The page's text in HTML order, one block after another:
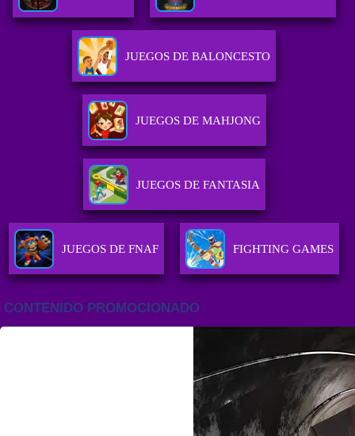
JUEGOS DE BALONCESTO
JUEGOS DE MAHJONG
JUEGOS DE FANTASIA
JUEGOS DE FNAF FIGHTING GAMES